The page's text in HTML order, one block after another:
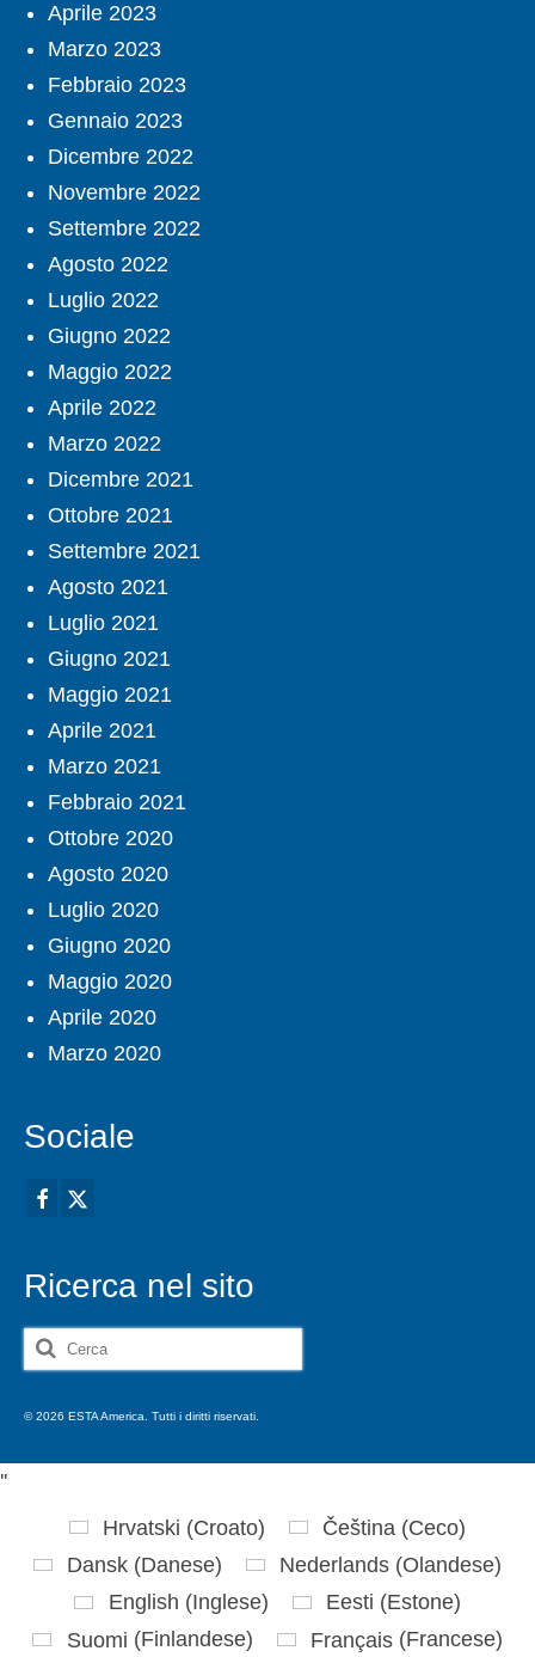
Aprile 2023
Marzo 2023
Febbraio 2023
Gennaio 2023
Dicembre 2022
Novembre 2022
Settembre 2022
Agosto 2022
Luglio 2022
Giugno 2022
Maggio 2022
Aprile 2022
Marzo 2022
Dicembre 2021
Ottobre 2021
Settembre 2021
Agosto 2021
Luglio 2021
Giugno 2021
Maggio 2021
Aprile 2021
Marzo 2021
Febbraio 2021
Ottobre 2020
Agosto 2020
Luglio 2020
Giugno 2020
Maggio 2020
Aprile 2020
Marzo 2020
Sociale
Ricerca nel sito
Cerca:
© 2026 ESTA America. Tutti i diritti riservati.
''
Hrvatski (Croato) Čeština (Ceco)
Dansk (Danese) Nederlands (Olandese)
English (Inglese) Eesti (Estone)
Suomi (Finlandese) Français(Francese)